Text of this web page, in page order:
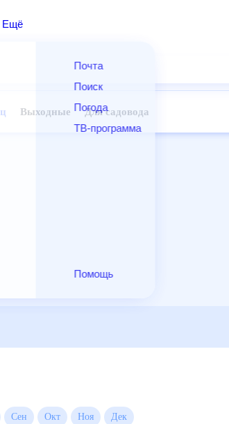
Ещё
Почта
Поиск
Погода
ТВ-программа
Помощь
Месяц Выходные Для садовода
Авг Сен Окт Ноя